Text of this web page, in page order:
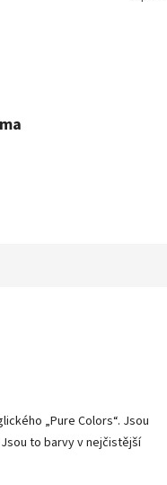
„Pure Colors“. Jsou
to barvy v nejčistější